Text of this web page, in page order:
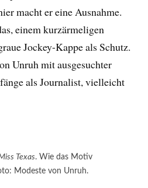
macht er eine Ausnahme.
einem kurzärmeligen
Jockey-Kappe als Schutz.
Unruh mit ausgesuchter
als Journalist, vielleicht
Texas. Wie das Motiv
Modeste von Unruh.